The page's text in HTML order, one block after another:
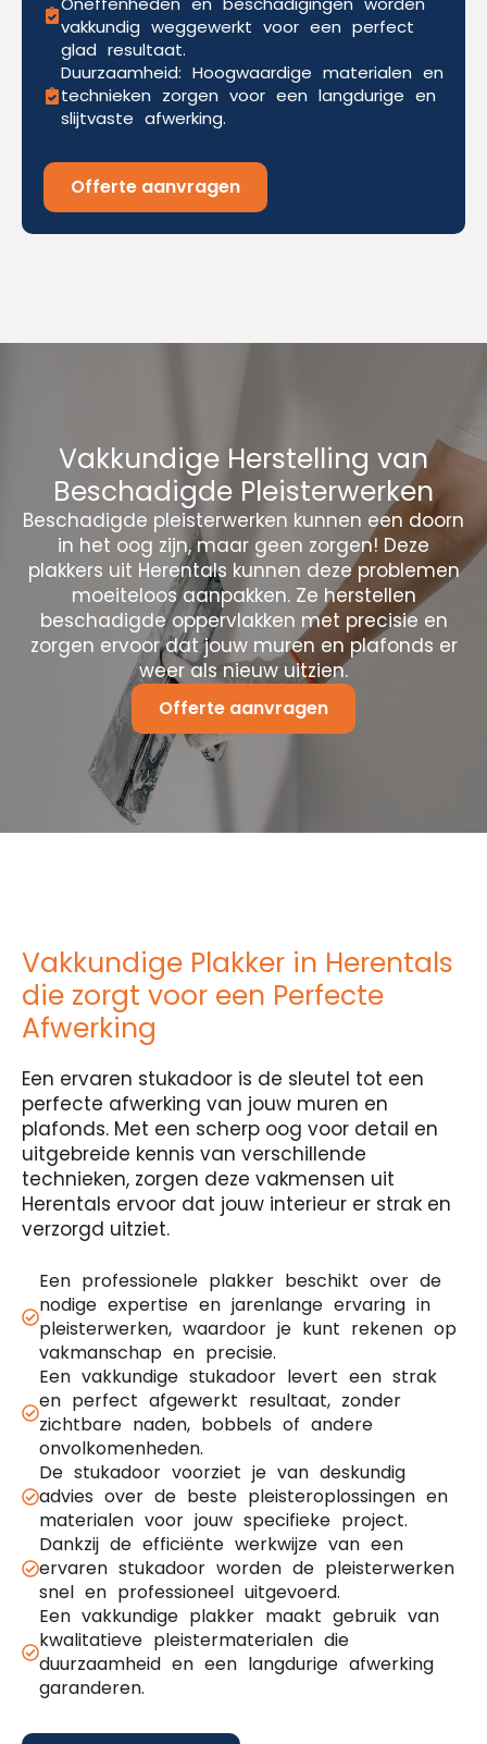
vakkundig weggewerkt voor een perfect
glad resultaat.
Duurzaamheid: Hoogwaardige materialen en
technieken zorgen voor een langdurige en
slijtvaste afwerking.
Offerte aanvragen
Vakkundige Herstelling van
Beschadigde Pleisterwerken
Beschadigde pleisterwerken kunnen een doorn
in het oog zijn, maar geen zorgen! Deze
plakkers uit Herentals kunnen deze problemen
moeiteloos aanpakken. Ze herstellen
beschadigde oppervlakken met precisie en
zorgen ervoor dat jouw muren en plafonds er
weer als nieuw uitzien.
Offerte aanvragen
Vakkundige Plakker in Herentals
die zorgt voor een Perfecte
Afwerking
Een ervaren stukadoor is de sleutel tot een
perfecte afwerking van jouw muren en
plafonds. Met een scherp oog voor detail en
uitgebreide kennis van verschillende
technieken, zorgen deze vakmensen uit
Herentals ervoor dat jouw interieur er strak en
verzorgd uitziet.
Een professionele plakker beschikt over de
nodige expertise en jarenlange ervaring in
pleisterwerken, waardoor je kunt rekenen op
vakmanschap en precisie.
Een vakkundige stukadoor levert een strak
en perfect afgewerkt resultaat, zonder
zichtbare naden, bobbels of andere
onvolkomenheden.
De stukadoor voorziet je van deskundig
advies over de beste pleisteroplossingen en
materialen voor jouw specifieke project.
Dankzij de efficiënte werkwijze van een
ervaren stukadoor worden de pleisterwerken
snel en professioneel uitgevoerd.
Een vakkundige plakker maakt gebruik van
kwalitatieve pleistermaterialen die
duurzaamheid en een langdurige afwerking
garanderen.